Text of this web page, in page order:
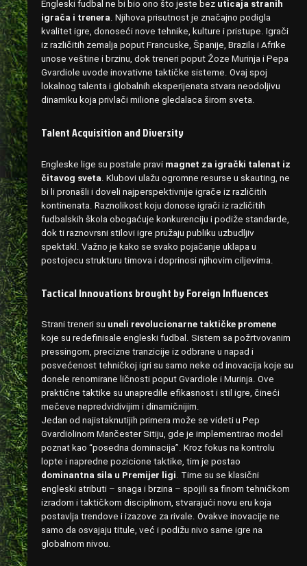
Engleski fudbal ne bi bio ono što jeste bez uticaja stranih
igrača i trenera. Njihova prisutnost je značajno podigla
kvalitet igre, donoseći nove tehnike, kulture i pristupe. Igrači
iz različitih zemalja poput Francuske, Španije, Brazila i Afrike
unose veštine i brzinu, dok treneri poput Žoze Murinja i Pepa
Gvardiole uvode inovativne taktičke sisteme. Ovaj spoj
lokalnog talenta i globalnih eksperijenata stvara neodoljivu
dinamiku koja privlači milione gledalaca širom sveta.
Talent Acquisition and Diversity
Engleske lige su postale pravi magnet za igrački talenat iz
čitavog sveta . Klubovi ulažu ogromne resurse u skauting, ne
bi li pronašli i doveli najperspektivnije igrače iz različitih
kontinenata. Raznolikost koju donose igrači iz različitih
fudbalskih škola obogaćuje konkurenciju i podiže standarde,
dok ti raznovrsni stilovi igre pružaju publiku uzbudljiv
spektakl. Važno je kako se svako pojačanje uklapa u
postojecu strukturu timova i doprinosi njihovim ciljevima.
Tactical Innovations brought by Foreign Influences
Strani treneri su uneli revolucionarne taktičke promene
koje su redefinisale engleski fudbal. Sistem sa požrtvovanim
pressingom, precizne tranzicije iz odbrane u napad i
posvećenost tehničkoj igri su samo neke od inovacija koje su
donele renomirane ličnosti poput Gvardiole i Murinja. Ove
praktične taktike su unapredile efikasnost i stil igre, čineći
mečeve nepredvidivijim i dinamičnijim.
Jedan od najistaknutijih primera može se videti u Pep
Gvardiolinom Mančester Sitiju, gde je implementirao model
poznat kao “posedna dominacija”. Kroz fokus na kontrolu
lopte i napredne pozicione taktike, tim je postao
dominantna sila u Premijer ligi. Time su se klasični
engleski atributi – snaga i brzina – spojili sa finom tehničkom
izradom i taktičkom disciplinom, stvarajući novu eru koja
postavlja trendove i izazove za rivale. Ovakve inovacije ne
samo da osvajaju titule, već i podižu nivo same igre na
globalnom nivou.